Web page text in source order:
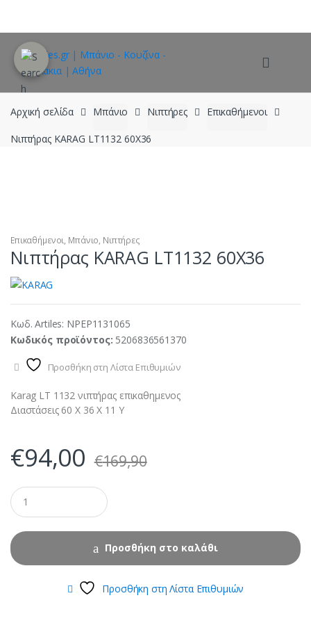
navigation
content
Αρχική σελίδα Μπάνιο Νιπτήρες Επικαθήμενοι
Νιπτήρας KARAG LT1132 60Χ36
Επικαθήμενοι, Μπάνιο, Νιπτήρες
Νιπτήρας KARAG LT1132 60Χ36
Κωδ. Artiles: NPEP1131065
Κωδικός προϊόντος: 5206836561370
Προσθήκη στη Λίστα Επιθυμιών
Karag LT 1132 νιπτήρας επικαθημενος
Διαστάσεις 60 Χ 36 Χ 11 Υ
€94,00 €169,90
Προσθήκη στο καλάθι
Προσθήκη στη Λίστα Επιθυμιών